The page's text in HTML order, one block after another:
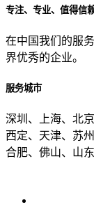
专注、专业、值得信
在中国我们的服
界优秀的企业。
服务城市
深圳、上海、北
西定、天津、苏
合肥、佛山、山